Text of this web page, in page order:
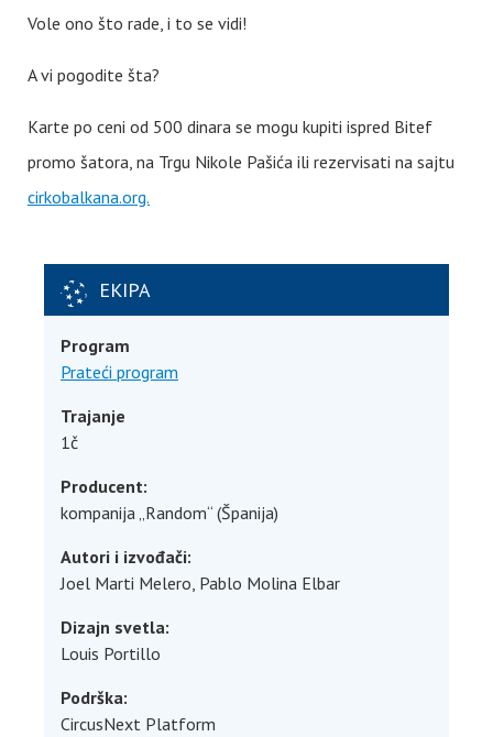
Vole ono što rade, i to se vidi!
A vi pogodite šta?
Karte po ceni od 500 dinara se mogu kupiti ispred Bitef
promo šatora, na Trgu Nikole Pašića ili rezervisati na sajtu
cirkobalkana.org.
EKIPA
Program
Prateći program
Trajanje
1č
Producent:
kompanija „Random“ (Španija)
Autori i izvođači:
Joel Marti Melero, Pablo Molina Elbar
Dizajn svetla:
Louis Portillo
Podrška:
CircusNext Platform